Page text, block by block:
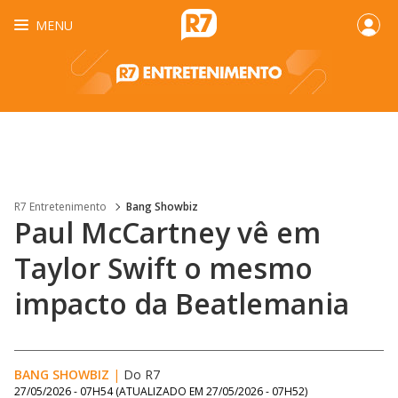
MENU
R7 Entretenimento Bang Showbiz
Paul McCartney vê em
Taylor Swift o mesmo
impacto da Beatlemania
BANG SHOWBIZ | Do R7
27/05/2026 - 07H54 (ATUALIZADO EM 27/05/2026 - 07H52)